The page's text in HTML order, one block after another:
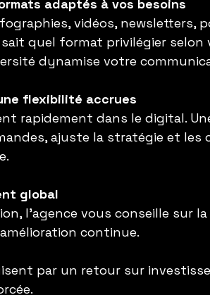
adaptés à vos besoins
vidéos, newsletters,
sait quel format privilégier
dynamise votre
flexibilité accrues
rapidement dans le digital.
ajuste la stratégie et
global
l’agence vous conseille sur
continue.
par un retour sur